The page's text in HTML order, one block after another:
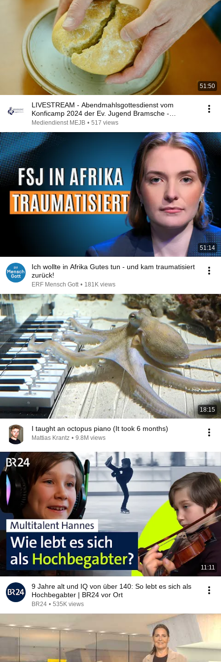
51:50
LIVESTREAM - Abendmahlsgottesdienst vom
Konficamp 2024 der Ev. Jugend Bramsche -
Livestream
Mediendienst MEJB • 517 views
51:14
Ich wollte in Afrika Gutes tun - und kam traumatisiert
zurück!
ERF Mensch Gott • 181K views
18:15
I taught an octopus piano (It took 6 months)
Mattias Krantz • 9.8M views
11:11
9 Jahre alt und IQ von über 140: So lebt es sich als
Hochbegabter | BR24 vor Ort
BR24 • 535K views